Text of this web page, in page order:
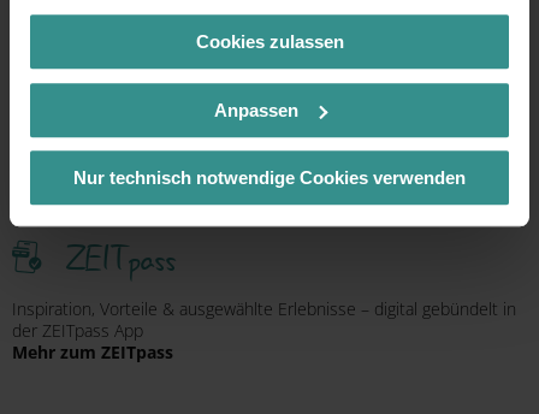
Anordnungen gegenüber den Drittanbietern (z.B. Google,
Meta) dem Zugriff durch US-Behörden zu Kontroll- und
Überwachungszwecken unterliegen und dagegen keine
wirksamen Rechtsbehelfe zur Verfügung stehen. Mit
Ihrem Klick auf „Cookies (inkl. US-Anbietern)
von Drittanbietern (auch in den USA) verwendet werden
ausschließlich pseudonymisiert. Weitere Details
betreffend Cookies und einer möglichen späteren
Deaktivierung finden Sie in
unsererDatenschutzerklärung
Cookies zulassen
Anpassen
Nur technisch notwendige Cookies verwenden
Kontakt & Service
Infoline
Mail
info@mbn-tourismus.at
ZEITpass
Inspiration, Vorteile & ausgewählte Erlebnisse – digital gebündelt in
der ZEITpass App
Mehr zum ZEITpass